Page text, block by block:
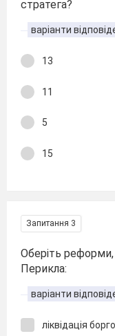
стратега?
варіанти
13
11
5
15
Запитання 3
Оберіть реформи,
Перикла:
варіанти
ліквідація